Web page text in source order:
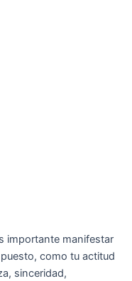
importante manifestar
como tu actitud
sinceridad,